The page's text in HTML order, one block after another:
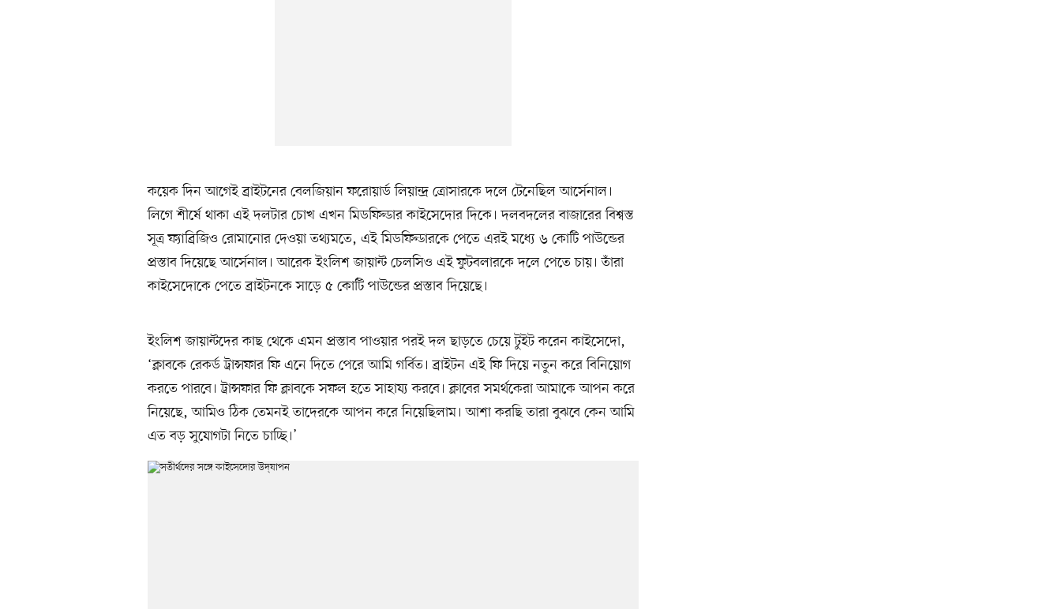
কয়েক দিন আগেই ব্রাইটনের বেলজিয়ান ফরোয়ার্ড লিয়ান্দ্র ত্রোসারকে দলে টেনেছিল আর্সেনাল।
লিগে শীর্ষে থাকা এই দলটার চোখ এখন মিডফিল্ডার কাইসেদোর দিকে। দলবদলের বাজারের বিশ্বস্ত
সূত্র ফ্যাব্রিজিও রোমানোর দেওয়া তথ্যমতে, এই মিডফিল্ডারকে পেতে এরই মধ্যে ৬ কোটি পাউন্ডের
প্রস্তাব দিয়েছে আর্সেনাল। আরেক ইংলিশ জায়ান্ট চেলসিও এই ফুটবলারকে দলে পেতে চায়। তাঁরা
কাইসেদোকে পেতে ব্রাইটনকে সাড়ে ৫ কোটি পাউন্ডের প্রস্তাব দিয়েছে।
ইংলিশ জায়ান্টদের কাছ থেকে এমন প্রস্তাব পাওয়ার পরই দল ছাড়তে চেয়ে টুইট করেন কাইসেদো,
‘ক্লাবকে রেকর্ড ট্রান্সফার ফি এনে দিতে পেরে আমি গর্বিত। ব্রাইটন এই ফি দিয়ে নতুন করে বিনিয়োগ
করতে পারবে। ট্রান্সফার ফি ক্লাবকে সফল হতে সাহায্য করবে। ক্লাবের সমর্থকেরা আমাকে আপন করে
নিয়েছে, আমিও ঠিক তেমনই তাদেরকে আপন করে নিয়েছিলাম। আশা করছি তারা বুঝবে কেন আমি
এত বড় সুযোগটা নিতে চাচ্ছি।’